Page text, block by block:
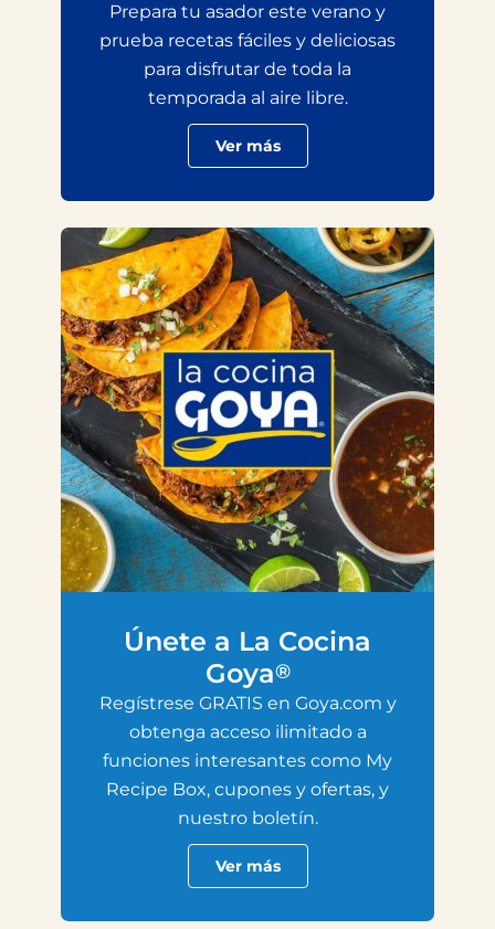
Prepara tu asador este verano y
prueba recetas fáciles y deliciosas
para disfrutar de toda la
temporada al aire libre.
Ver más
Únete a La Cocina
Goya®
Regístrese GRATIS en Goya.com y
obtenga acceso ilimitado a
funciones interesantes como My
Recipe Box, cupones y ofertas, y
nuestro boletín.
Ver más